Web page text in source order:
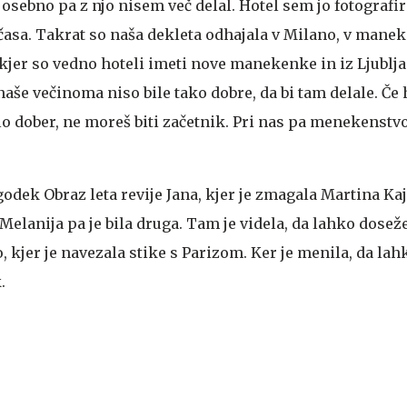
pa z njo nisem več delal. Hotel sem jo
Takrat so naša dekleta odhajala v Milano, v
so vedno hoteli imeti nove manekenke in iz
večinoma niso bile tako dobre, da bi tam delale. Če
dober, ne moreš biti začetnik. Pri nas pa
Obraz leta revije Jana, kjer je zmagala Martina
pa je bila druga. Tam je videla, da lahko
je navezala stike s Parizom. Ker je menila, da